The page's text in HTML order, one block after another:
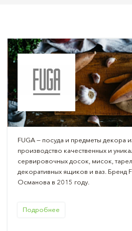
FUGA — посуда и предметы декора
производство качественных и
сервировочных досок, мисок,
декоративных ящиков и ваз. Бренд
Османова в 2015 году.
Подробнее